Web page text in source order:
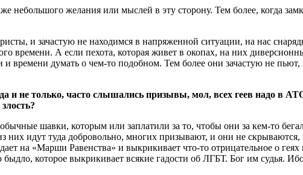
небольшого желания или мыслей в эту сторону. Тем более, когда
и зачастую не находимся в напряженной ситуации, на нас
времени. А если пехота, которая живет в окопах, на них
времени думать о чем-то подобном. Тем более они зачастую не
и не только, часто слышались призывы, мол, всех геев надо в
шавки, которым или заплатили за то, чтобы они за кем-то
идут туда добровольно, многих призывают, и они не
на «Марши Равенства» и выкрикивает что-то отрицательное о
которое выкрикивает всякие гадости об ЛГБТ. Бог им судья.